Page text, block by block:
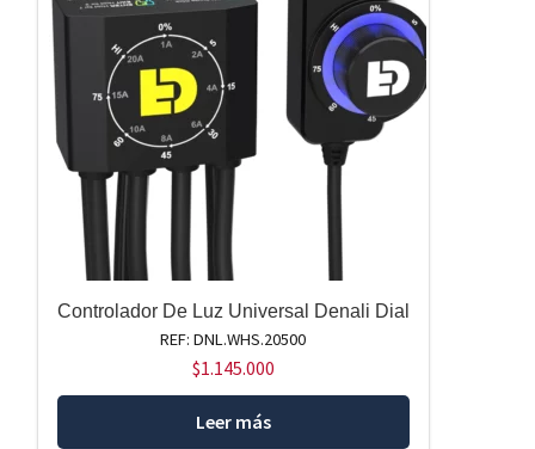
Controlador De Luz Universal Denali Dial
REF: DNL.WHS.20500
$1.145.000
Leer más